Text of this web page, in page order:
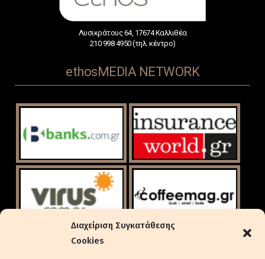
Διαχείριση Συγκατάθεσης
Cookies
Λυσικράτους 64, 17674 Καλλιθέα
210 998 4950 (τηλ. κέντρο)
ethosMEDIA NETWORK